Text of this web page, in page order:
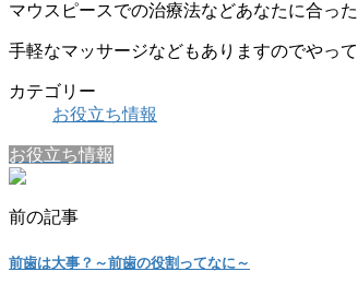
マウスピースでの治療法などあなたに合っ
手軽なマッサージなどもありますのでやっ
カテゴリー
お役立ち情報
お役立ち情報
前の記事
前歯は大事？～前歯の役割ってなに～